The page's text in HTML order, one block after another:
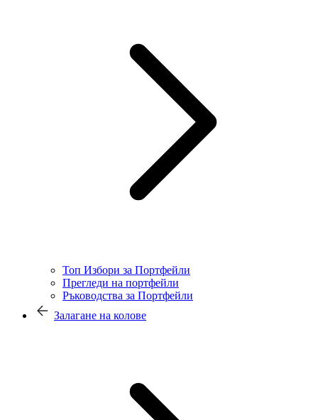
Топ Избори за Портфейли
Прегледи на портфейли
Ръководства за Портфейли
Залагане на колове